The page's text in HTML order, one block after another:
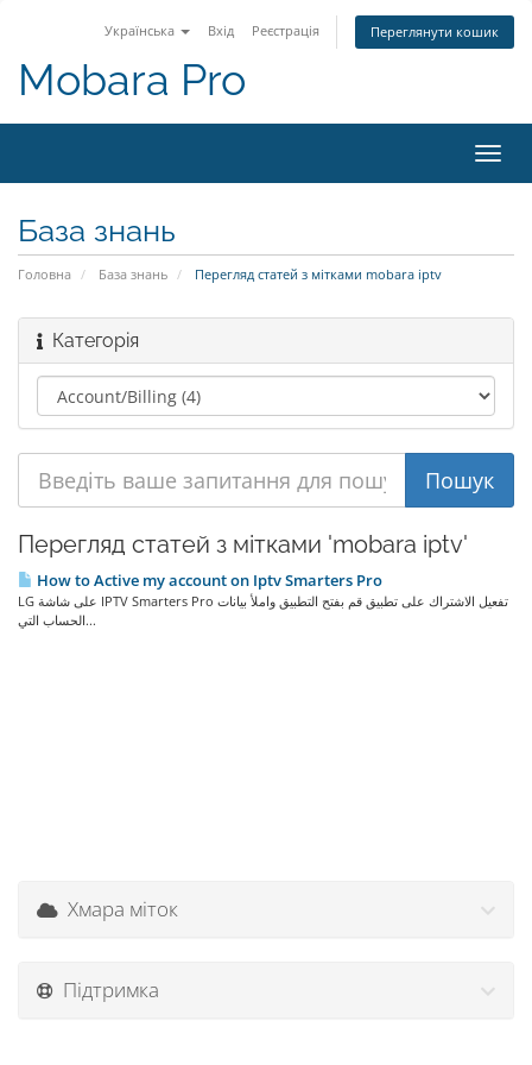
Українська Вхід Реєстрація Переглянути кошик
Mobara Pro
База знань
Головна База знань Перегляд статей з мітками mobara iptv
Категорія
Перегляд статей з мітками 'mobara iptv'
How to Active my account on Iptv Smarters Pro
LG على شاشة IPTV Smarters Pro تفعيل الاشتراك على تطبيق قم بفتح التطبيق واملأ بيانات
الحساب التي...
Хмара міток
Підтримка